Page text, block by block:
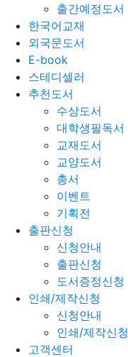
출간예정도서
한국어교재
외국문도서
E-book
스테디셀러
추천도서
수상도서
대학생필독서
교재도서
교양도서
총서
이벤트
기획전
출판신청
신청안내
출판신청
도서증정신청
인쇄/제작신청
신청안내
인쇄/제작신청
고객센터